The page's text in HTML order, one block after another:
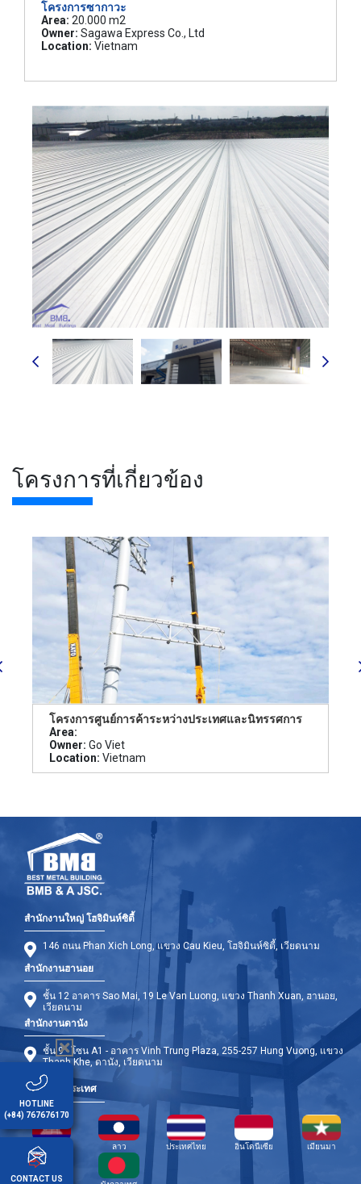
โครงการซากาวะ
Area: 20.000 m2
Owner: Sagawa Express Co., Ltd
Location: Vietnam
โครงการที่เกี่ยวข้อง
โครงการศูนย์การค้าระหว่างประเทศและนิทรรศการ
Area:
Owner: Go Viet
Location: Vietnam
สำนักงานใหญ่ โฮจิมินห์ซิตี้
146 ถนน Phan Xich Long, แขวง Cau Kieu, โฮจิมินห์ซิตี้, เวียดนาม
สำนักงานฮานอย
ชั้น 12 อาคาร Sao Mai, 19 Le Van Luong, แขวง Thanh Xuan, ฮานอย,
เวียดนาม
สำนักงานดานัง
ชั้น 9 - โซน A1 - อาคาร Vinh Trung Plaza, 255-257 Hung Vuong, แขวง
Thanh Khe, ดานัง, เวียดนาม
สาขาต่างประเทศ
กัมพูชา ลาว ประเทศไทย อินโดนีเซีย เมียนมา
HOTLINE
(+84) 767676170
CONTACT US